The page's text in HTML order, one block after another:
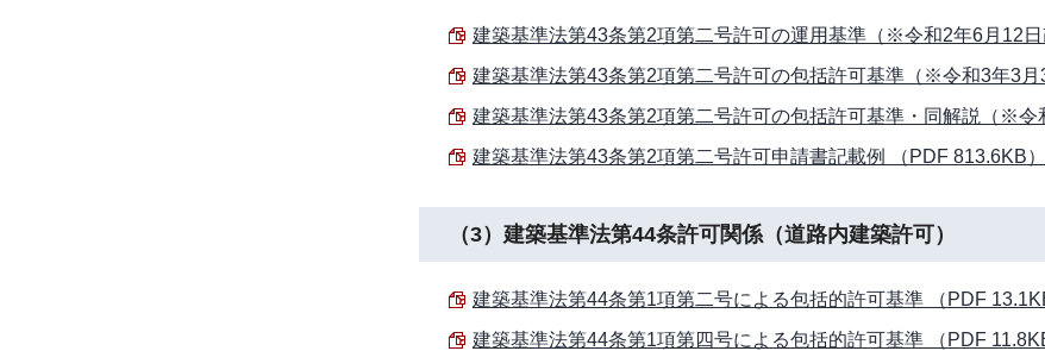
建築基準法第43条第2項第二号許可の運用基準（※令和2年6月12日
建築基準法第43条第2項第二号許可の包括許可基準（※令和3年3月
建築基準法第43条第2項第二号許可の包括許可基準・同解説（※令
建築基準法第43条第2項第二号許可申請書記載例 （PDF 813.6KB）
（3）建築基準法第44条許可関係（道路内建築許可）
建築基準法第44条第1項第二号による包括的許可基準 （PDF
建築基準法第44条第1項第四号による包括的許可基準 （PDF